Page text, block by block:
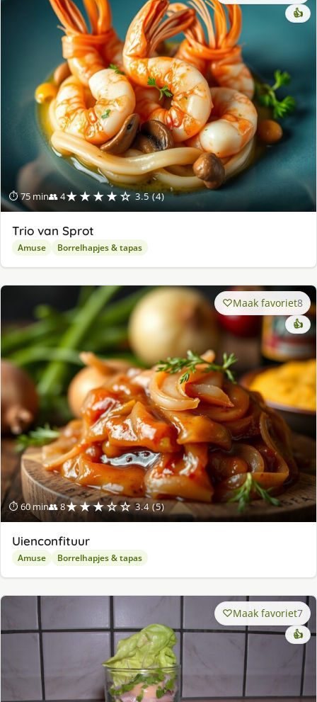
⏱ 75 min👥 4★★★★☆ 3.5 (4)
👍
Trio van Sprot
Amuse Borrelhapjes & tapas
⏱ 60 min👥 8★★★☆☆ 3.4 (5)
Maak favoriet8
👍
Uienconfituur
Amuse Borrelhapjes & tapas
Maak favoriet7
👍